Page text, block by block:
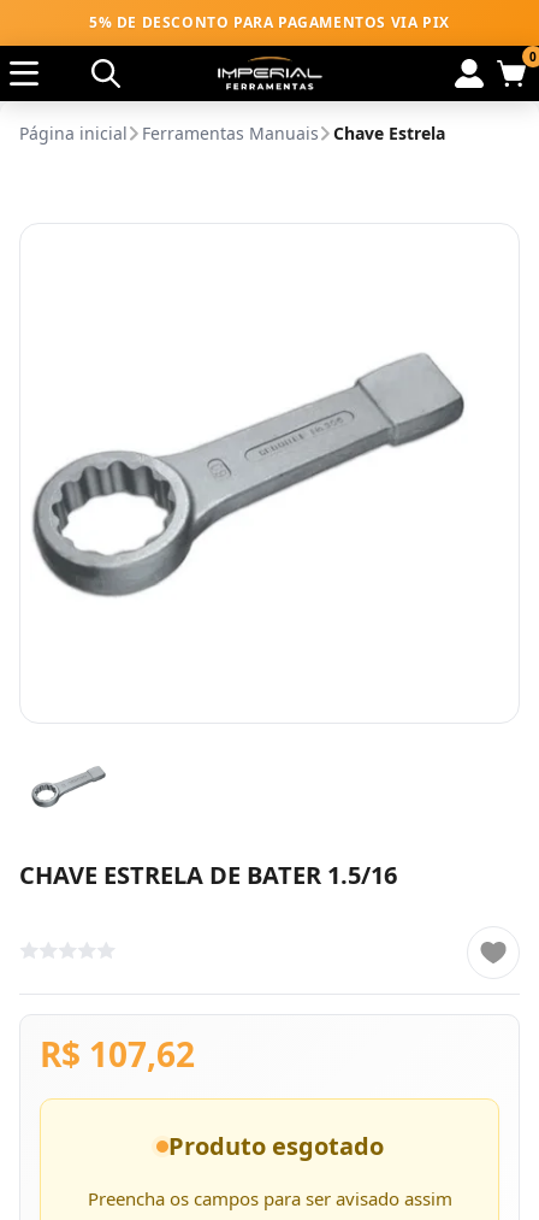
5% DE DESCONTO PARA PAGAMENTOS VIA PIX
0
Página inicial Ferramentas Manuais Chave Estrela
CHAVE ESTRELA DE BATER 1.5/16
R$ 107,62
Produto esgotado
Preencha os campos para ser avisado assim